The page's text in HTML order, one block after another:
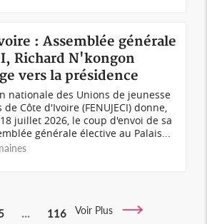
: Assemblée générale
Richard N'kongon
vers la présidence
nationale des Unions de jeunesse
Côte d'Ivoire (FENUJECI) donne,
juillet 2026, le coup d'envoi de sa
générale élective au Palais...
... 116 Voir Plus